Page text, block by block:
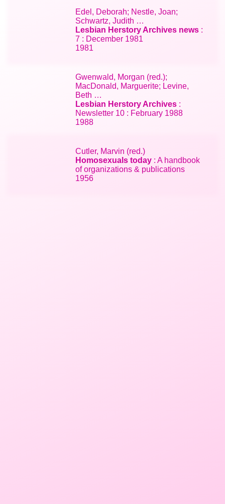
Edel, Deborah; Nestle, Joan;
Schwartz, Judith …
Lesbian Herstory Archives news :
7 : December 1981
1981
Gwenwald, Morgan (red.);
MacDonald, Marguerite; Levine,
Beth …
Lesbian Herstory Archives :
Newsletter 10 : February 1988
1988
Cutler, Marvin (red.)
Homosexuals today : A handbook
of organizations & publications
1956